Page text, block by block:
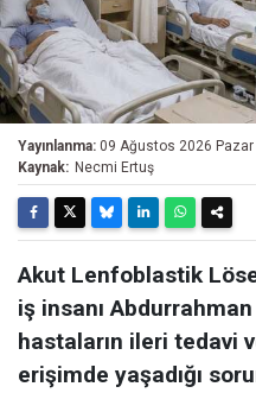
Yayınlanma: 09 Ağustos 2026 Pazar
Kaynak: Necmi Ertuş
Akut Lenfoblastik
iş insanı
hastaların ileri tedavi
erişimde yaşadığı